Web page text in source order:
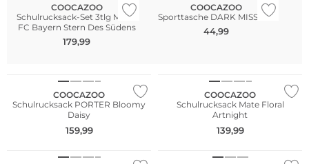
COOCAZOO
Schulrucksack-Set 3tlg MATE
FC Bayern Stern Des Südens
179,99
COOCAZOO
Sporttasche DARK MISSION
44,99
COOCAZOO
Schulrucksack PORTER Bloomy
Daisy
159,99
COOCAZOO
Schulrucksack Mate Floral
Artnight
139,99